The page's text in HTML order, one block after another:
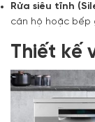
Rửa siêu tĩnh
căn hộ hoặc bếp
Thiết kế